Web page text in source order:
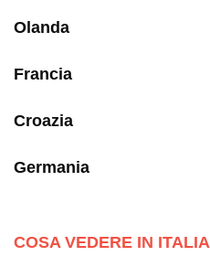
Olanda
Francia
Croazia
Germania
COSA VEDERE IN ITALIA